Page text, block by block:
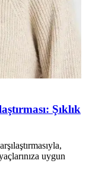
Şıklık
uygun